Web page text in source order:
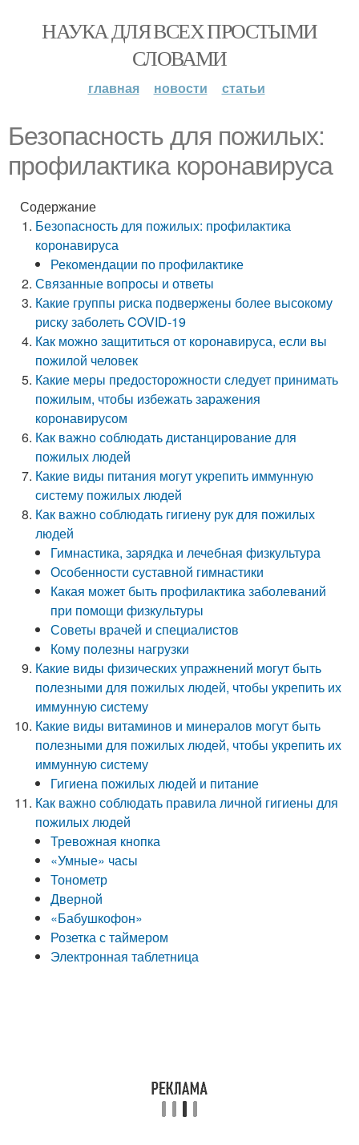
НАУКА ДЛЯ ВСЕХ ПРОСТЫМИ
СЛОВАМИ
главная новости статьи
Безопасность для пожилых:
профилактика коронавируса
Содержание
Безопасность для пожилых: профилактика
коронавируса
Рекомендации по профилактике
Связанные вопросы и ответы
Какие группы риска подвержены более высокому
риску заболеть COVID-19
Как можно защититься от коронавируса, если вы
пожилой человек
Какие меры предосторожности следует принимать
пожилым, чтобы избежать заражения
коронавирусом
Как важно соблюдать дистанцирование для
пожилых людей
Какие виды питания могут укрепить иммунную
систему пожилых людей
Как важно соблюдать гигиену рук для пожилых
людей
Гимнастика, зарядка и лечебная физкультура
Особенности суставной гимнастики
Какая может быть профилактика заболеваний
при помощи физкультуры
Советы врачей и специалистов
Кому полезны нагрузки
Какие виды физических упражнений могут быть
полезными для пожилых людей, чтобы укрепить их
иммунную систему
Какие виды витаминов и минералов могут быть
полезными для пожилых людей, чтобы укрепить их
иммунную систему
Гигиена пожилых людей и питание
Как важно соблюдать правила личной гигиены для
пожилых людей
Тревожная кнопка
«Умные» часы
Тонометр
Дверной
«Бабушкофон»
Розетка с таймером
Электронная таблетница